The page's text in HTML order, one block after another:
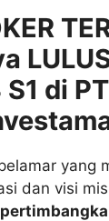
di
yang
dan visi